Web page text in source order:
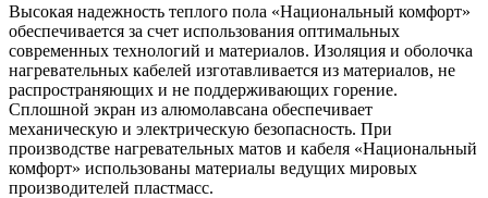
Высокая надежность теплого пола «Национальный комфорт»
обеспечивается за счет использования оптимальных
современных технологий и материалов. Изоляция и оболочка
нагревательных кабелей изготавливается из материалов, не
распространяющих и не поддерживающих горение.
Сплошной экран из алюмолавсана обеспечивает
механическую и электрическую безопасность. При
производстве нагревательных матов и кабеля «Национальный
комфорт» использованы материалы ведущих мировых
производителей пластмасс.